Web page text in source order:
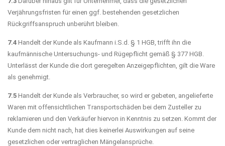
Verjährungsfristen für einen ggf. bestehenden gesetzlichen
Rückgriffsanspruch unberührt bleiben.
7.4 Handelt der Kunde als Kaufmann i.S.d. § 1 HGB, trifft ihn die
kaufmännische Untersuchungs- und Rügepflicht gemäß § 377 HGB.
Unterlässt der Kunde die dort geregelten Anzeigepflichten, gilt die Ware
als genehmigt.
7.5 Handelt der Kunde als Verbraucher, so wird er gebeten, angelieferte
Waren mit offensichtlichen Transportschäden bei dem Zusteller zu
reklamieren und den Verkäufer hiervon in Kenntnis zu setzen. Kommt der
Kunde dem nicht nach, hat dies keinerlei Auswirkungen auf seine
gesetzlichen oder vertraglichen Mängelansprüche.